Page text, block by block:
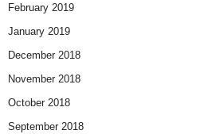
February 2019
January 2019
December 2018
November 2018
October 2018
September 2018